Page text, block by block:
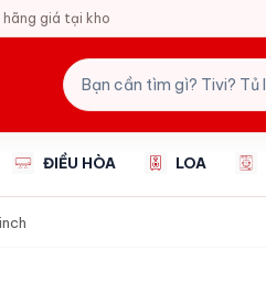
hãng giá tại kho
ĐIỀU HÒA LOA